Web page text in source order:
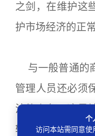
之剑，在维护这
护市场经济的正常
与一般普通的
管理人员还必须
法律义务，这是
较独特的地方。
个
访问本站需同意使